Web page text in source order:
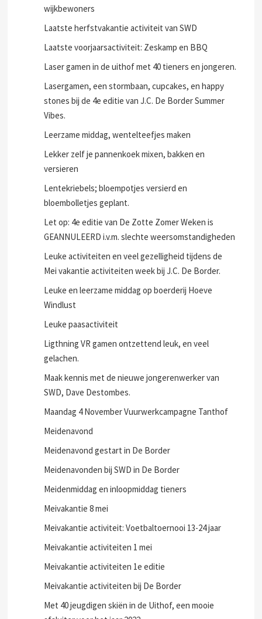
wijkbewoners
Laatste herfstvakantie activiteit van SWD
Laatste voorjaarsactiviteit: Zeskamp en BBQ
Laser gamen in de uithof met 40 tieners en jongeren.
Lasergamen, een stormbaan, cupcakes, en happy
stones bij de 4e editie van J.C. De Border Summer
Vibes.
Leerzame middag, wentelteefjes maken
Lekker zelf je pannenkoek mixen, bakken en
versieren
Lentekriebels; bloempotjes versierd en
bloembolletjes geplant.
Let op: 4e editie van De Zotte Zomer Weken is
GEANNULEERD i.v.m. slechte weersomstandigheden
Leuke activiteiten en veel gezelligheid tijdens de
Mei vakantie activiteiten week bij J.C. De Border.
Leuke en leerzame middag op boerderij Hoeve
Windlust
Leuke paasactiviteit
Ligthning VR gamen ontzettend leuk, en veel
gelachen.
Maak kennis met de nieuwe jongerenwerker van
SWD, Dave Destombes.
Maandag 4 November Vuurwerkcampagne Tanthof
Meidenavond
Meidenavond gestart in De Border
Meidenavonden bij SWD in De Border
Meidenmiddag en inloopmiddag tieners
Meivakantie 8 mei
Meivakantie activiteit: Voetbaltoernooi 13-24 jaar
Meivakantie activiteiten 1 mei
Meivakantie activiteiten 1e editie
Meivakantie activiteiten bij De Border
Met 40 jeugdigen skiën in de Uithof, een mooie